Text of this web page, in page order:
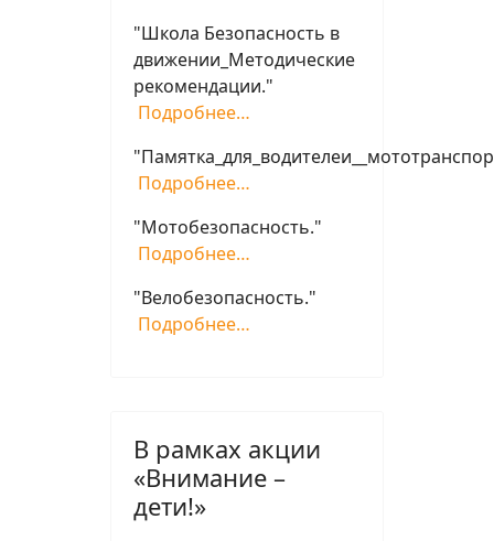
"Школа Безопасность в
движении_Методические
рекомендации."
Подробнее…
Подробнее…
"Мотобезопасность."
Подробнее…
"Велобезопасность."
Подробнее…
В рамках акции
«Внимание –
дети!»